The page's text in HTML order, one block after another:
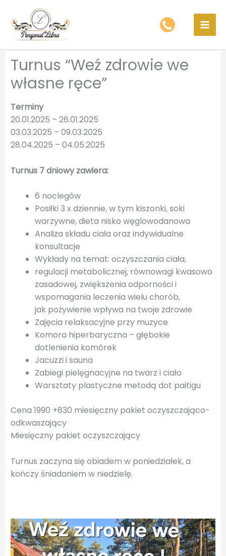
treści
Turnus “Weź zdrowie we
własne ręce”
Terminy
20.01.2025 – 26.01.2025
03.03.2025 – 09.03.2025
28.04.2025 – 04.05.2025
Turnus 7 dniowy zawiera:
6 noclegów
Posiłki 3 x dziennie, w tym kiszonki, soki
warzywne, dieta nisko węglowodanowa
Analiza składu ciała oraz indywidualne
konsultacje
Wykłady na temat: oczyszczania ciała,
regulacji metabolicznej, równowagi kwasowo
zasadowej, zwiększenia odporności i
wspomagania leczenia wielu chorób,
jak pożywienie wpływa na twoje zdrowie
Zajęcia relaksacyjne przy muzyce
Komora hiperbaryczna – głębokie
dotlenienia komórek
Jacuzzi i sauna
Zabiegi pielęgnacyjne na twarz i ciało
Warsztaty plastyczne metodą dot paitigu
Cena 1990 +830 miesięczny pakiet oczyszczająco-
odkwaszający
Miesięczny pakiet oczyszczający
Turnus zaczyna się obiadem w poniedziałek, a
kończy śniadaniem w niedzielę.